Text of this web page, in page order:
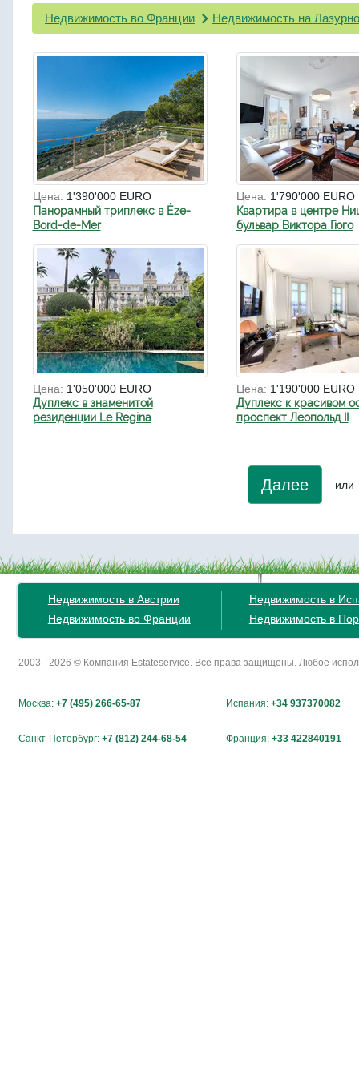
Недвижимость во Франции Недвижимость на
Цена: 1'390'000 EURO
Панорамный триплекс в Èze-
Bord-de-Mer
Цена: 1'790'000 EURO
Квартира в центре
бульвар Виктора Гюго
Цена: 1'050'000 EURO
Дуплекс в знаменитой
резиденции Le Regina
Цена: 1'190'000 EURO
Дуплекс к красивом
проспект Леопольд II
Далее или
Недвижимость в Австрии
Недвижимость во Франции
Недвижимость в
Недвижимость в
2003 - 2026 © Компания Estateservice. Все права защищены. Любое
Москва: +7 (495) 266-65-87 Испания: +34 937370082
Санкт-Петербург: +7 (812) 244-68-54 Франция: +33 422840191